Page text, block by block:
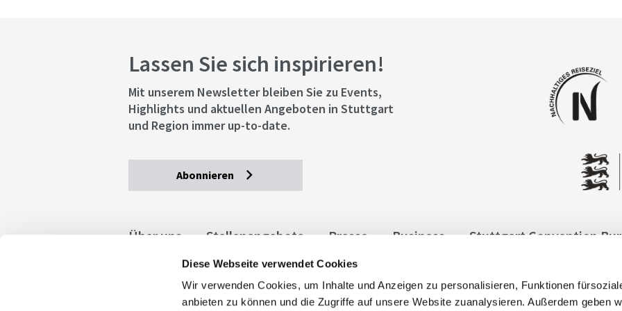
Diese Webseite verwendet Cookies
Wir verwenden Cookies, um Inhalte und Anzeigen zu personalisieren, Funktionen
anbieten zu können und die Zugriffe auf unsere Website zuanalysieren. Außerdem geben
Lassen Sie sich inspirieren!
Mit unserem Newsletter bleiben Sie zu Events,
Highlights und aktuellen Angeboten in Stuttgart
und Region immer up-to-date.
Abonnieren
Über uns Stellenangebote Presse Business Stuttgart Convention
Allgemeine Geschäftsbedingungen
stuttgart.de
Barrierefreiheit